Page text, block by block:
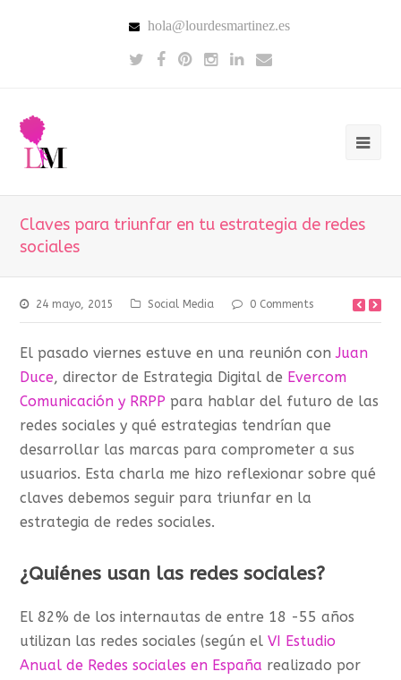
hola@lourdesmartinez.es
Claves para triunfar en tu estrategia de redes
sociales
24 mayo, 2015 Social Media 0 Comments
El pasado viernes estuve en una reunión conJuan
Duce, director de Estrategia Digital de Evercom
Comunicación y RRPP para hablar del futuro de las
redes sociales y qué estrategias tendrían que
desarrollar las marcas para comprometer a sus
usuarios. Esta charla me hizo reflexionar sobre qué
claves debemos seguir para triunfar en la
estrategia de redes sociales.
¿Quiénes usan las redes sociales?
El 82% de los internautas de entre 18 -55 años
utilizan las redes sociales (según elVI Estudio
Anual de Redes sociales en España realizado por